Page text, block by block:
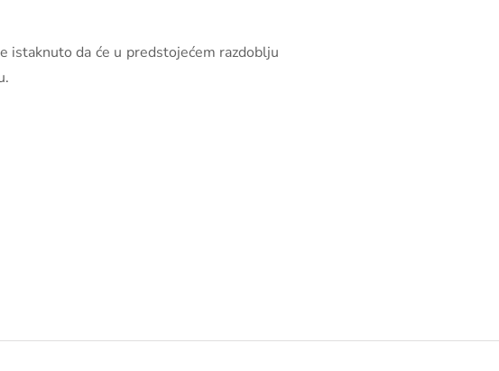
istaknuto da će u predstojećem razdoblju